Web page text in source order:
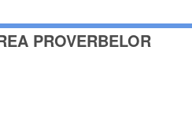
PROVERBELOR